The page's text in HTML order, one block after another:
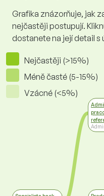
Grafika znázorňuje, jak
nejčastěji postupují.
dostanete na její detail s
Nejčastěji (>15%)
Méně časté (5-15%)
Vzácné (<5%)